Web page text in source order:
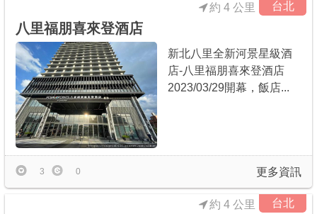
台北
約 4 公里
八里福朋喜來登酒店
新北八里全新河景星級酒
店-八里福朋喜來登酒店
2023/03/29開幕，飯店...
更多資訊
3 0
台北
約 4 公里